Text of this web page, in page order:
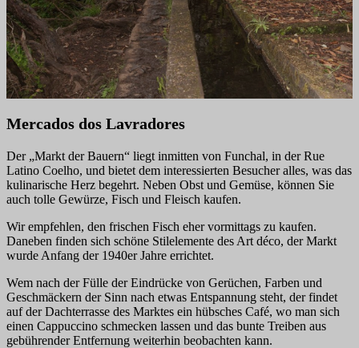
Mercados dos Lavradores
Der „Markt der Bauern“ liegt inmitten von Funchal, in der Rue
Latino Coelho, und bietet dem interessierten Besucher alles, was das
kulinarische Herz begehrt. Neben Obst und Gemüse, können Sie
auch tolle Gewürze, Fisch und Fleisch kaufen.
Wir empfehlen, den frischen Fisch eher vormittags zu kaufen.
Daneben finden sich schöne Stilelemente des Art déco, der Markt
wurde Anfang der 1940er Jahre errichtet.
Wem nach der Fülle der Eindrücke von Gerüchen, Farben und
Geschmäckern der Sinn nach etwas Entspannung steht, der findet
auf der Dachterrasse des Marktes ein hübsches Café, wo man sich
einen Cappuccino schmecken lassen und das bunte Treiben aus
gebührender Entfernung weiterhin beobachten kann.